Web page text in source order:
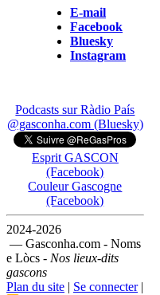
E-mail
Facebook
Bluesky
Instagram
Podcasts sur Ràdio País
@gasconha.com (Bluesky)
Esprit GASCON
(Facebook)
Couleur Gascogne
(Facebook)
2024-2026
— Gasconha.com - Noms
e Lòcs - Nos lieux-dits
gascons
Plan du site | Se connecter|